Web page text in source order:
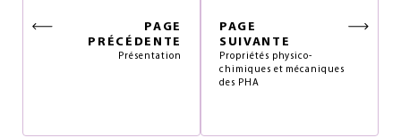
PAGE
PRÉCÉDENTE
Présentation
PAGE
SUIVANTE
Propriétés physico-
chimiques et mécaniques
des PHA